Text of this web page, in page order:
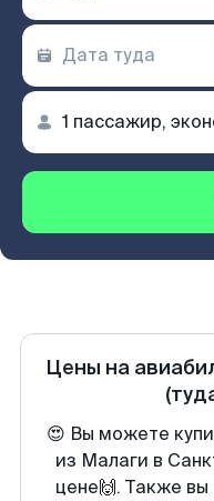
Цены на
😍 Вы можете
из Малаги в
цене🙌. Также